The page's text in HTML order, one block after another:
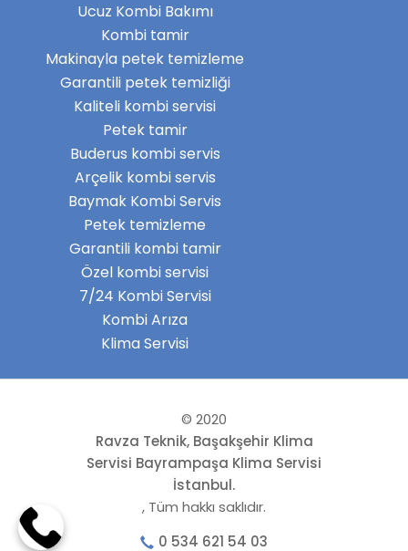
Ucuz Kombi Bakımı
Kombi tamir
Makinayla petek temizleme
Garantili petek temizliği
Kaliteli kombi servisi
Petek tamir
Buderus kombi servis
Arçelik kombi servis
Baymak Kombi Servis
Petek temizleme
Garantili kombi tamir
Özel kombi servisi
7/24 Kombi Servisi
Kombi Arıza
Klima Servisi
© 2020
Ravza Teknik, Başakşehir Klima
Servisi Bayrampaşa Klima Servisi
İstanbul.
, Tüm hakkı saklıdır.
0 534 621 54 03